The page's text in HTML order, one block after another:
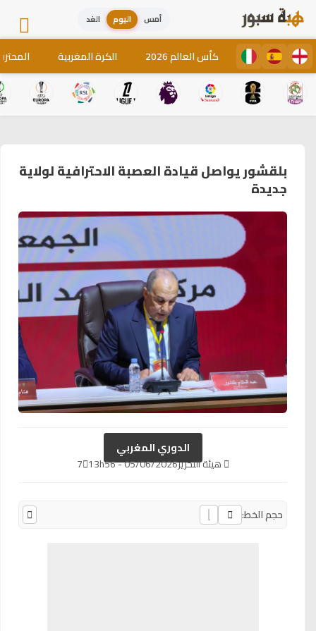
أمس اليوم الغد
كأس العالم 2026 الكرة المغربية
بلقشور يواصل قيادة العصبة الاحترافية لولاية
جديدة
الدوري المغربي
هيئة التحرير05/06/2026 - 13h56
7
حجم الخط: